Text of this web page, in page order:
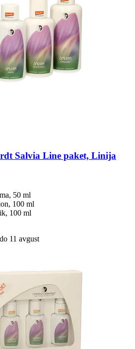
Salvia Line paket, Linija
50 ml
100 ml
100 ml
11 avgust